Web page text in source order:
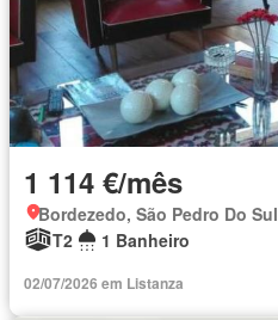
1 114 €/mês
Bordezedo, São Pedro Do Sul
T2
1 Banheiro
02/07/2026 em Listanza